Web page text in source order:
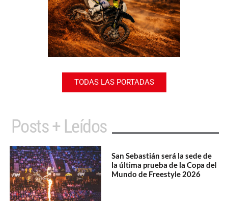
TODAS LAS PORTADAS
Posts + Leídos
San Sebastián será la sede de
la última prueba de la Copa del
Mundo de Freestyle 2026